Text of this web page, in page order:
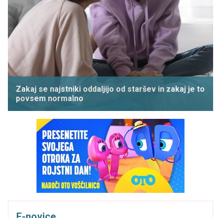
Zakaj se najstniki oddaljijo od staršev in zakaj je to
povsem normalno